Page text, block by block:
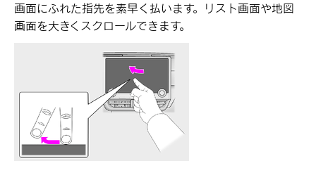
画面にふれた指先を素早く払います。リスト画面や地図
画面を大きくスクロールできます。